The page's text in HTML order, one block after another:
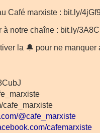
Café marxiste : bit.ly/
à notre chaîne : bit.ly/
la 🔔 pour ne
cafe_marxiste
@cafe_marxiste
cafemarxiste